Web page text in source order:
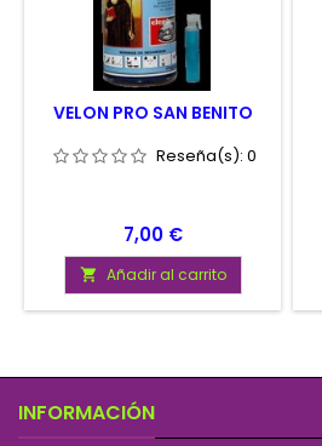
VELON PRO SAN BENITO
Reseña(s): 0
Precio
7,00 €
 Añadir al carrito
INFORMACIÓN